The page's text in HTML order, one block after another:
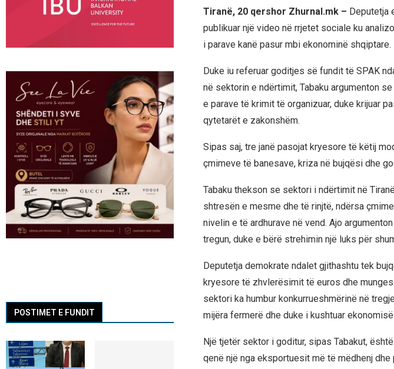
Tiranë, 20 qershor Zhurnal.mk – Deputetja
publikuar një video në rrjetet sociale ku
i parave kanë pasur mbi ekonominë shqiptare.
Duke iu referuar goditjes së fundit të SPAK
në sektorin e ndërtimit, Tabaku argumenton
e parave të krimit të organizuar, duke krijuar
qytetarët e zakonshëm.
Sipas saj, tre janë pasojat kryesore të këtij
çmimeve të banesave, kriza në bujqësi dhe
Tabaku thekson se sektori i ndërtimit në
shtresën e mesme dhe të rinjtë, ndërsa
nivelin e të ardhurave në vend. Ajo
tregun, duke e bërë strehimin një luks për
Deputetja demokrate ndalet gjithashtu tek
kryesore të zhvlerësimit të euros dhe
sektori ka humbur konkurrueshmërinë në
mijëra fermerë dhe duke i kushtuar
Një tjetër sektor i goditur, sipas Tabakut,
qenë një nga eksportuesit më të mëdhenj
POSTIMET E FUNDIT